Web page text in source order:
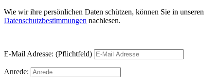
Wie wir ihre persönlichen Daten schützen, können Sie in unseren
Datenschutzbestimmungen nachlesen.
E-Mail Adresse: (Pflichtfeld)
Anrede: